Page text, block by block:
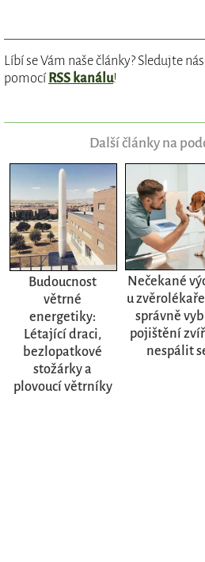
Líbí se Vám naše články? Sledujte
pomocíRSS kanálu!
Další články na
Budoucnost
větrné
energetiky:
Létající draci,
bezlopatkové
stožárky a
plovoucí větrníky
Nečekané
u
správně
pojištění
nespálit